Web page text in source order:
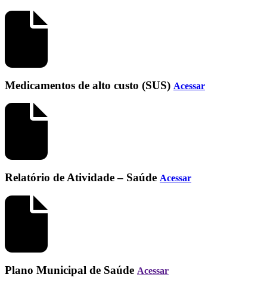
Medicamentos de alto custo (SUS) Acessar
Relatório de Atividade – Saúde Acessar
Plano Municipal de Saúde Acessar